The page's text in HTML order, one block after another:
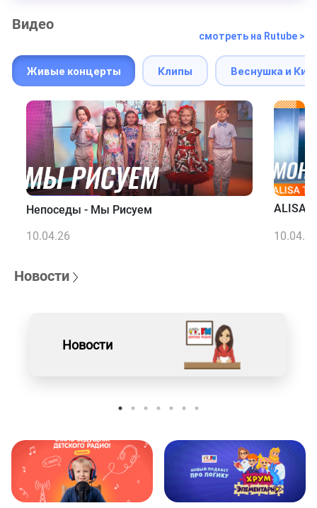
Видео
смотреть на Rutube >
Живые концерты Клипы Веснушка и
Непоседы - Мы Рисуем
10.04.26
ALISA
10.04.26
Новости
Новости